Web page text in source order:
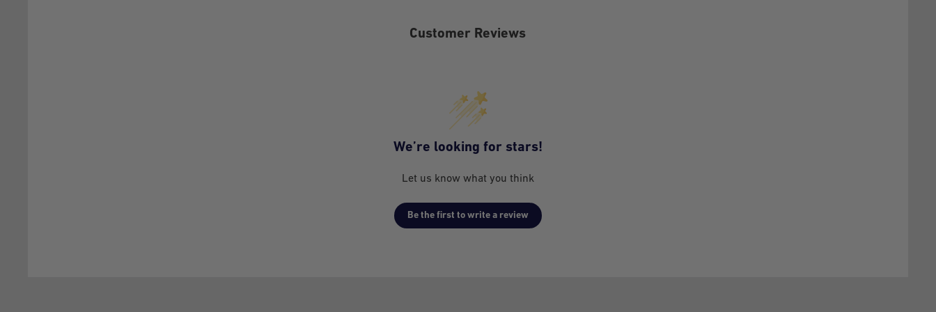
a) If the equipment presents manipulation and / or alteration of the software
Customer Reviews
We’re looking for stars!
Let us know what you think
Be the first to write a review